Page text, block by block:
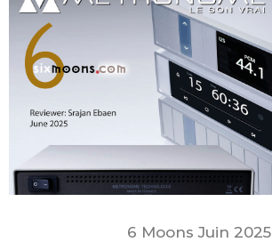
6 Moons Juin 2025